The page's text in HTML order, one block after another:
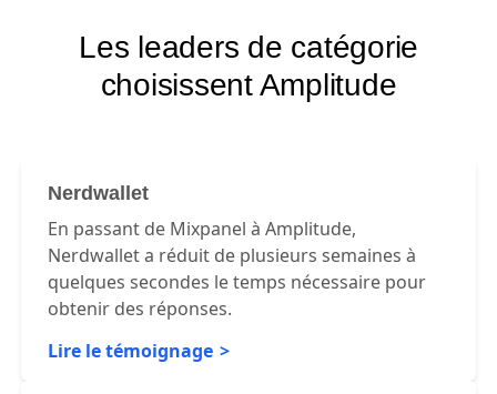
Les leaders de catégorie
choisissent Amplitude
Nerdwallet
En passant de Mixpanel à Amplitude,
Nerdwallet a réduit de plusieurs semaines à
quelques secondes le temps nécessaire pour
obtenir des réponses.
Lire le témoignage